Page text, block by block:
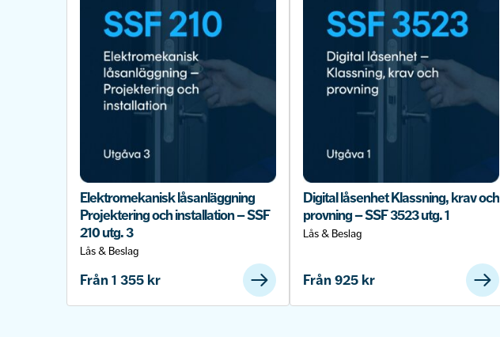
Elektromekanisk låsanläggning
Projektering och installation – SSF
210 utg. 3
Lås & Beslag
Från1 355 kr
Digital låsenhet Klassning, krav och
provning – SSF 3523 utg. 1
Lås & Beslag
Från925 kr